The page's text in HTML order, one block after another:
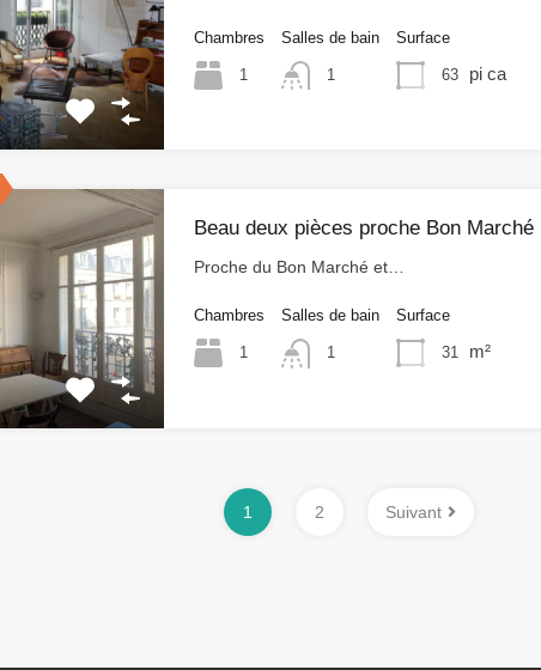
Chambres
1
Salles de bain
1
Surface
63 pi ca
Beau deux pièces proche Bon Marché
Proche du Bon Marché et…
Chambres
1
Salles de bain
1
Surface
31 m²
1 2 Suivant